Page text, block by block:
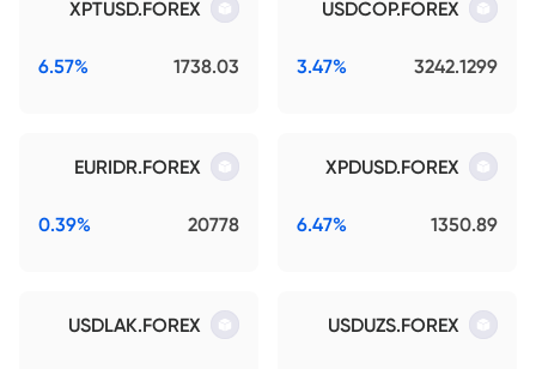
USDCOP.FOREX
3242.1299
3.47%
XPTUSD.FOREX
1738.03
6.57%
XPDUSD.FOREX
1350.89
6.47%
EURIDR.FOREX
20778
0.39%
USDUZS.FOREX
USDLAK.FOREX